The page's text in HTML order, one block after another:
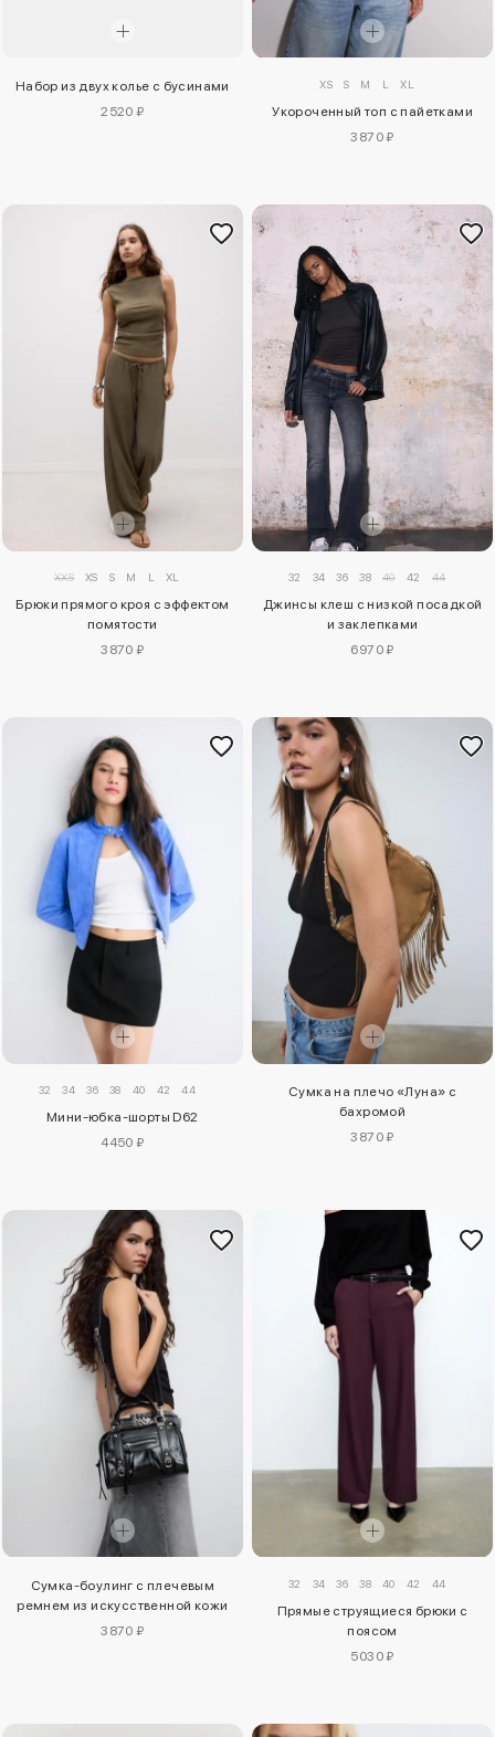
Набор из двух колье с бусинами
2520 ₽
XS S M L XL
Укороченный топ с пайетками
3870 ₽
XXS XS S M L XL
Брюки прямого кроя с эффектом
помятости
3870 ₽
32 34 36 38 40 42 44
Джинсы клеш с низкой посадкой
и заклепками
6970 ₽
32 34 36 38 40 42 44
Мини-юбка-шорты D62
4450 ₽
Сумка на плечо «Луна» с
бахромой
3870 ₽
Сумка-боулинг с плечевым
ремнем из искусственной кожи
3870 ₽
32 34 36 38 40 42 44
Прямые струящиеся брюки с
поясом
5030 ₽